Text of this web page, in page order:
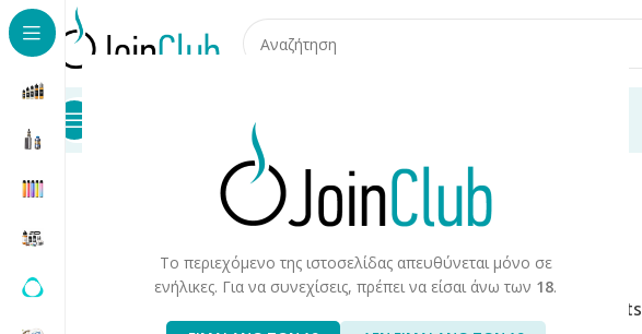
Το περιεχόμενο της ιστοσελίδας απευθύνεται μόνο σε
ενήλικες. Για να συνεχίσεις, πρέπει να είσαι άνω των 18.
Καταστήματα
Αρχική σελίδα Συσκευές/Αναλώσιμα
Glo™ Device Kits